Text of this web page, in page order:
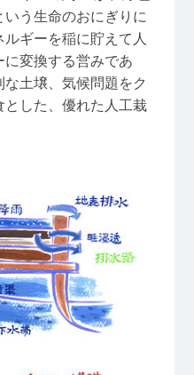
う生命のおにぎりに
ギーを稲に貯えて人
変換する営みであ
土壌、気候問題をク
とした、優れた人工栽